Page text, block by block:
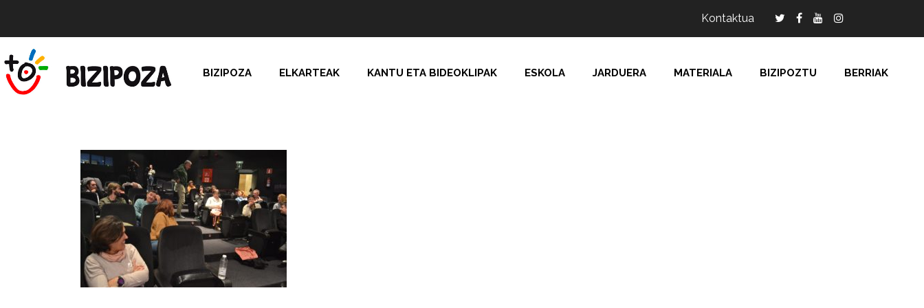
Kontaktua
BIZIPOZA ELKARTEAK KANTU ETA BIDEOKLIPAK ESKOLA JARDUERA MATERIALA BIZIPOZTU BERRIAK